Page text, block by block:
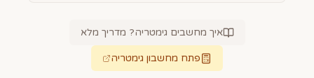
איך מחשבים גימטריה? מדריך מלא
פתח מחשבון גימטריה